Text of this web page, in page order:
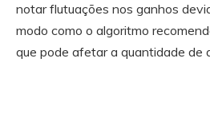
notar flutuações nos ganhos
modo como o algoritmo
que pode afetar a quantidade de